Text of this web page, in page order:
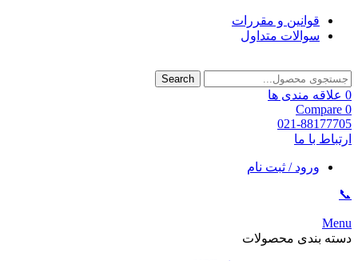
قوانین و مقررات
سوالات متداول
Search
0 علاقه مندی ها
0
Compare
021-88177705
ارتباط با ما
ورود / ثبت نام
📞
Menu
دسته بندی محصولات